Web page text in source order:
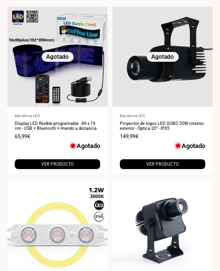
Agotado
Proveedor:
Barcelona LED
Display LED flexible programable - 89 x 19
cm - USB + Bluetooth + mando a distancia
Precio
65,99€
Agotado
VER PRODUCTO
Agotado
Proveedor:
Barcelona LED
Proyector de logos LED GOBO 20W rotativo
exterior - Óptica 20° - IP65
Precio
149,99€
Agotado
VER PRODUCTO